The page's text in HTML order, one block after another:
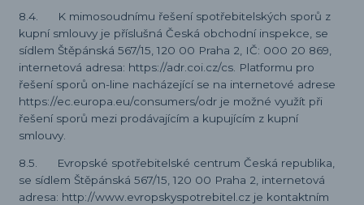
8.4. K mimosoudnímu řešení spotřebitelských sporů z
kupní smlouvy je příslušná Česká obchodní inspekce, se
sídlem Štěpánská 567/15, 120 00 Praha 2, IČ: 000 20 869,
internetová adresa: https://adr.coi.cz/cs. Platformu pro
řešení sporů on-line nacházející se na internetové adrese
https://ec.europa.eu/consumers/odr je možné využít při
řešení sporů mezi prodávajícím a kupujícím z kupní
smlouvy.
8.5. Evropské spotřebitelské centrum Česká republika,
se sídlem Štěpánská 567/15, 120 00 Praha 2, internetová
adresa: http://www.evropskyspotrebitel.cz je kontaktním